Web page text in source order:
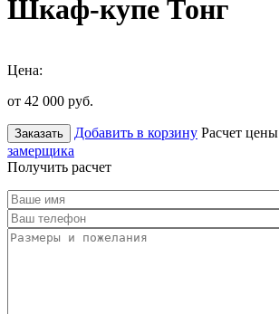
Шкаф-купе Тонг
Цена:
от 42 000 руб.
Заказать Добавить в корзину Расчет цены
замерщика
Получить расчет